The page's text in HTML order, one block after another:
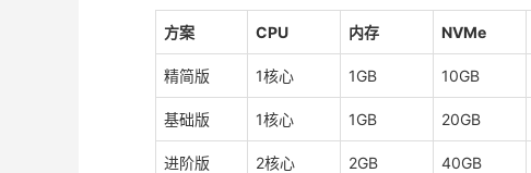
方案 CPU 内存 NVMe
精简版 1核心 1GB 10GB
基础版 1核心 1GB 20GB
进阶版 2核心 2GB 40GB